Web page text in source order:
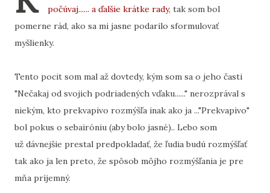
počúvaj...... a ďalšie krátke rady, tak som bol
pomerne rád, ako sa mi jasne podarilo sformulovať
myšlienky.
Tento pocit som mal až dovtedy, kým som sa o jeho časti
"Nečakaj od svojich podriadených vďaku......" nerozprával s
niekým, kto prekvapivo rozmýšľa inak ako ja ..."Prekvapivo"
bol pokus o sebairóniu (aby bolo jasné).. Lebo som
už dávnejšie prestal predpokladať, že ľudia budú rozmýšľať
tak ako ja len preto, že spôsob môjho rozmýšľania je pre
mňa príjemný.